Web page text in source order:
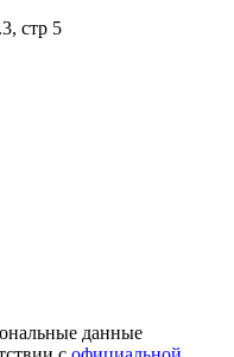
стр 5
данные